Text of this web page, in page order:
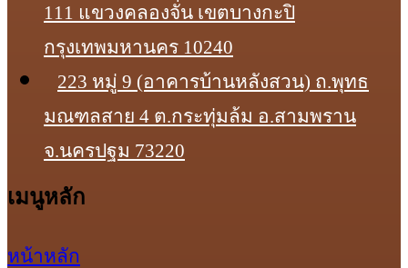
111 แขวงคลองจั่น เขตบางกะปิ
กรุงเทพมหานคร 10240
223 หมู่ 9 (อาคารบ้านหลังสวน) ถ.พุทธ
มณฑลสาย 4 ต.กระทุ่มล้ม อ.สามพราน
จ.นครปฐม 73220
เมนูหลัก
หน้าหลัก